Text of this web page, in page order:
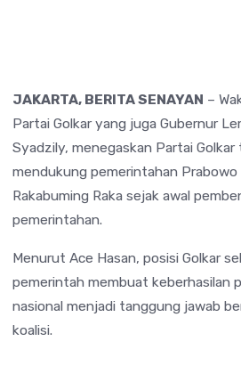
JAKARTA, BERITA SENAYAN –
Partai Golkar yang juga Gubernur
Syadzily, menegaskan Partai
mendukung pemerintahan
Rakabuming Raka sejak awal
pemerintahan.
Menurut Ace Hasan, posisi Golkar
pemerintah membuat keberhasilan
nasional menjadi tanggung jawab
koalisi.